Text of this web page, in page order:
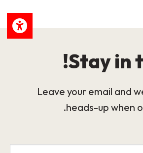
Stay in
Leave your email and
heads-up when